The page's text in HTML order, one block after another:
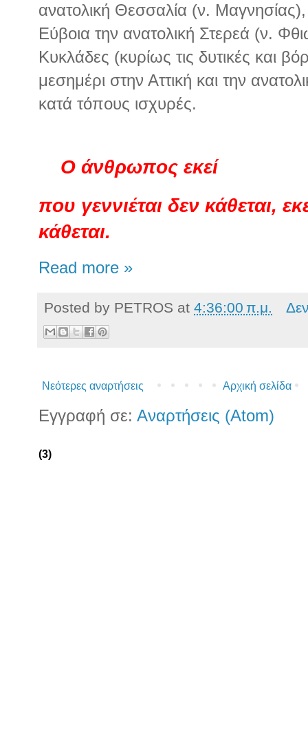
ανατολική Θεσσαλία (ν.
Εύβοια την ανατολική Στερεά (ν.
Κυκλάδες (κυρίως τις δυτικές και
μεσημέρι στην Αττική και την
κατά τόπους ισχυρές.
Ο άνθρωπος εκεί
που γεννιέται δεν κάθεται,
κάθεται.
Read more »
Posted by PETROS at 4:36:00 π.μ.
Νεότερες αναρτήσεις Αρχική σελίδα
Εγγραφή σε: Αναρτήσεις (Atom)
(3)